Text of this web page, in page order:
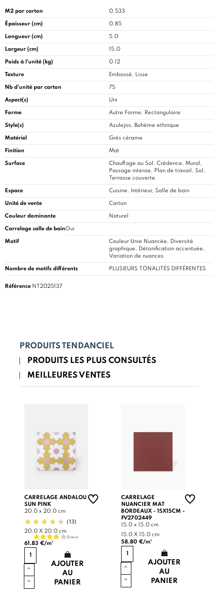
M2 par carton 0.533
Épaisseur (cm) 0.85
Longueur (cm) 5.0
Largeur (cm) 15.0
Poids à l'unité (kg) 0.12
Texture Embossé, Lisse
Nb d'unité par carton 75
Aspect(s) Uni
Forme Autre Forme, Rectangulaire
Style(s) Azulejos, Bohème ethnique
Matériel Grès cérame
Finition Mat
Surface
Chauffage au Sol, Crédence, Mural,
Passage intense, Plan de travail, Sol,
Terrasse couverte
Espace Cuisine, Intérieur, Salle de bain
Unité de vente Carton
Couleur dominante Naturel
Carrelage salle de bainOui
Motif
Couleur Unie Nuancée, Diversité
graphique, Détonification accentuée,
Variation de nuances
Nombre de motifs différents PLUSIEURS TONALITÉS DIFFÉRENTES
Référence NT2025137
PRODUITS TENDANCIEL
PRODUITS LES PLUS CONSULTÉS
MEILLEURES VENTES
CARRELAGE ANDALOU
SUN PINK
20.0 x 20.0 cm
(13)
20.0 X 20.0 cm
61.83 €/m²
AJOUTER
AU
PANIER
CARRELAGE
NUANCIER MAT
BORDEAUX - 15X15CM -
FV2702449
15.0 x 15.0 cm
15.0 X 15.0 cm
58.80 €/m²
AJOUTER
AU
PANIER